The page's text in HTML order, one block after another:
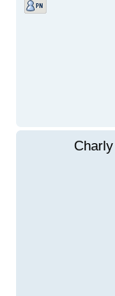
Charly